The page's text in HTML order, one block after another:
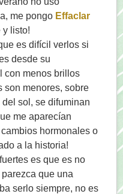
me pongo Effaclar
y listo!
es difícil verlos si
desde su
con menos brillos
son menores, sobre
sol, se difuminan
me aparecían
hormonales o
a la historia!
es que es no
que una
serlo siempre, no es